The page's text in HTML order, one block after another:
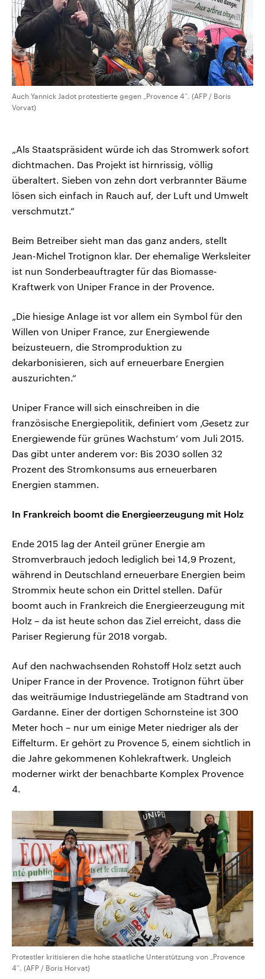
Auch Yannick Jadot protestierte gegen „Provence 4“. (AFP / Boris
Vorvat)
„Als Staatspräsident würde ich das Stromwerk sofort
dichtmachen. Das Projekt ist hirnrissig, völlig
überaltert. Sieben von zehn dort verbrannter Bäume
lösen sich einfach in Rauch auf, der Luft und Umwelt
verschmutzt.“
Beim Betreiber sieht man das ganz anders, stellt
Jean-Michel Trotignon klar. Der ehemalige Werksleiter
ist nun Sonderbeauftragter für das Biomasse-
Kraftwerk von Uniper France in der Provence.
„Die hiesige Anlage ist vor allem ein Symbol für den
Willen von Uniper France, zur Energiewende
beizusteuern, die Stromproduktion zu
dekarbonisieren, sich auf erneuerbare Energien
auszurichten.“
Uniper France will sich einschreiben in die
französische Energiepolitik, definiert vom ‚Gesetz zur
Energiewende für grünes Wachstum‘ vom Juli 2015.
Das gibt unter anderem vor: Bis 2030 sollen 32
Prozent des Stromkonsums aus erneuerbaren
Energien stammen.
In Frankreich boomt die Energieerzeugung mit Holz
Ende 2015 lag der Anteil grüner Energie am
Stromverbrauch jedoch lediglich bei 14,9 Prozent,
während in Deutschland erneuerbare Energien beim
Strommix heute schon ein Drittel stellen. Dafür
boomt auch in Frankreich die Energieerzeugung mit
Holz – da ist heute schon das Ziel erreicht, dass die
Pariser Regierung für 2018 vorgab.
Auf den nachwachsenden Rohstoff Holz setzt auch
Uniper France in der Provence. Trotignon führt über
das weiträumige Industriegelände am Stadtrand von
Gardanne. Einer der dortigen Schornsteine ist 300
Meter hoch – nur um einige Meter niedriger als der
Eiffelturm. Er gehört zu Provence 5, einem sichtlich in
die Jahre gekommenen Kohlekraftwerk. Ungleich
moderner wirkt der benachbarte Komplex Provence
4.
Protestler kritisieren die hohe staatliche Unterstützung von „Provence
4“. (AFP / Boris Horvat)